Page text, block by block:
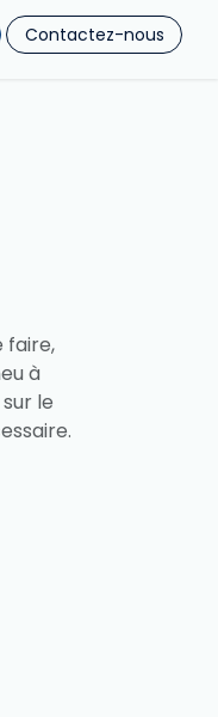
Contactez-nous
faire,
à
le